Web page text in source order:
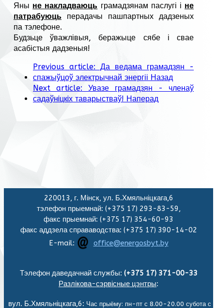
Яны не накладваюць грамадзянам паслугі і не
патрабуюць перадачы пашпартных дадзеных
па тэлефоне.
Будзьце ўважлівыя, беражыце сябе і свае
асабістыя дадзеныя!
Previous article: Да ведама грамадзян -
спажыўцоў электрычнай энергіі Назад
Next article: Увазе грамадзян - членаў
садаўнiцкiх таварыстваў! Наперад
220013, г. Мінск, ул. Б.Хмяльніцкага,6
тэлефон прыемнай: (+375 17) 293-83-59,
факс прыемнай: (+375 17) 354-60-93
факс аддзела справаводства: (+375 17) 390-14-02
E-mail:
office@energosbyt.by
Тэлефон даведачнай службы: (+375 17) 371-00-33
Разлікова-сэрвісные цэнтры:
вул. Б.Хмяльніцкага,6: Час прыёму: пн-пт с 8.00-20.00 субота с